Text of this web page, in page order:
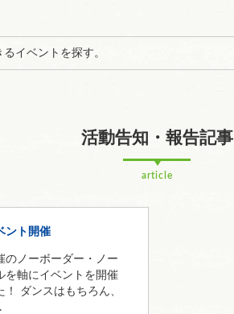
イベントを探す。
活動告知・報告記事
article
ント開催
のノーボーダー・ノー
を軸にイベントを開催
！ ダンスはもちろん、